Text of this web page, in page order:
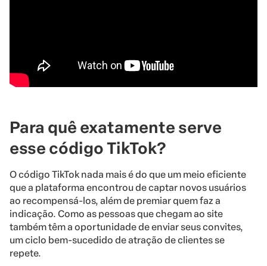
Para quê exatamente serve
esse código TikTok?
O código TikTok nada mais é do que um meio eficiente
que a plataforma encontrou de captar novos usuários
ao recompensá-los, além de premiar quem faz a
indicação. Como as pessoas que chegam ao site
também têm a oportunidade de enviar seus convites,
um ciclo bem-sucedido de atração de clientes se
repete.